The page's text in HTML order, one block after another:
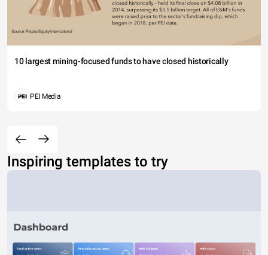
10 largest mining-focused funds to have closed historically
PEI Media
Inspiring templates to try